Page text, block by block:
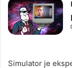
Simulator je